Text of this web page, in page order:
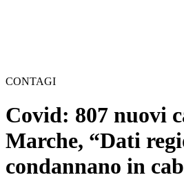
CONTAGI
Covid: 807 nuovi
Marche, “Dati
condannano in